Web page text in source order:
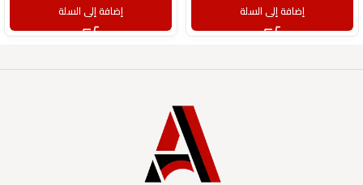
إضافة إلى السلة إضافة إلى السلة